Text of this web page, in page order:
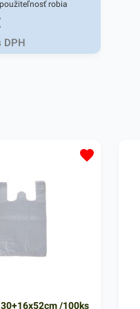
robia
zvýšenou pevnosťou
využitia v prostredí
aj väčšiu pevnosť.
DPH
/100ks